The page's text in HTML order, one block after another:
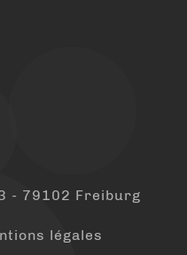
- 79102 Freiburg
légales